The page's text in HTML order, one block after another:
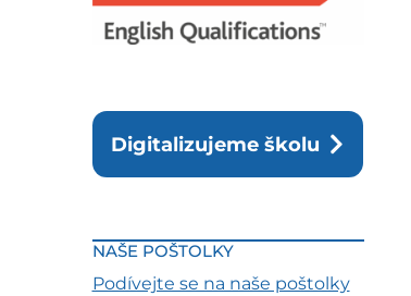
Digitalizujeme školu
NAŠE POŠTOLKY
Podívejte se na naše poštolky